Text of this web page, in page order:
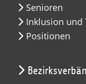
Senioren
Inklusion und
Positionen